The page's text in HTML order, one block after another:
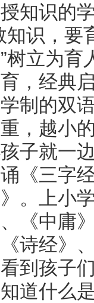
知识的
识，要
树立为育
，经典
制的双
，越小
子就一
《三字
。上小
《中庸
诗经》
到孩子
道什么